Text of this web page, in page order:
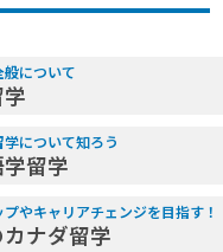
般について
について知ろう
留学
やキャリアチェンジを目指す！
ナダ留学